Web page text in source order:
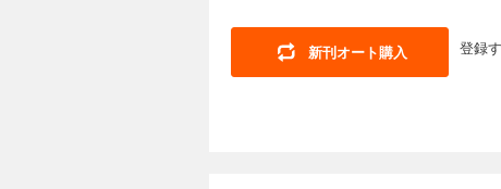
新刊オート購入 登録